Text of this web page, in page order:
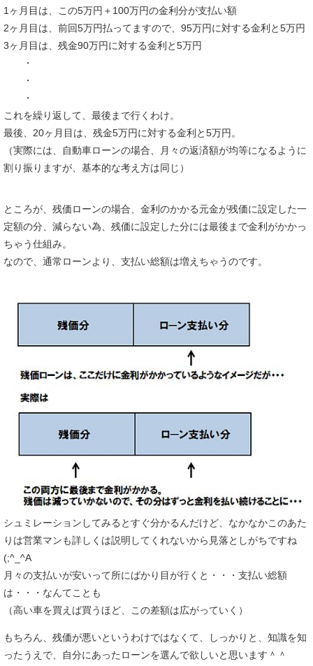
1ヶ月目は、この5万円＋100万円の金利分が支払い額
2ヶ月目は、前回5万円払ってますので、95万円に対する金利と5万円
3ヶ月目は、残金90万円に対する金利と5万円
・
・
・
これを繰り返して、最後まで行くわけ。
最後、20ヶ月目は、残金5万円に対する金利と5万円。
（実際には、自動車ローンの場合、月々の返済額が均等になるように
割り振りますが、基本的な考え方は同じ）
ところが、残価ローンの場合、金利のかかる元金が残価に設定した一
定額の分、減らない為、残価に設定した分には最後まで金利がかかっ
ちゃう仕組み。
なので、通常ローンより、支払い総額は増えちゃうのです。
シュミレーションしてみるとすぐ分かるんだけど、なかなかこのあた
りは営業マンも詳しくは説明してくれないから見落としがちですね
(;^_^A
月々の支払いが安いって所にばかり目が行くと・・・支払い総額
は・・・なんてことも
（高い車を買えば買うほど、この差額は広がっていく）
もちろん、残価が悪いというわけではなくて、しっかりと、知識を知
ったうえで、自分にあったローンを選んで欲しいと思います＾＾